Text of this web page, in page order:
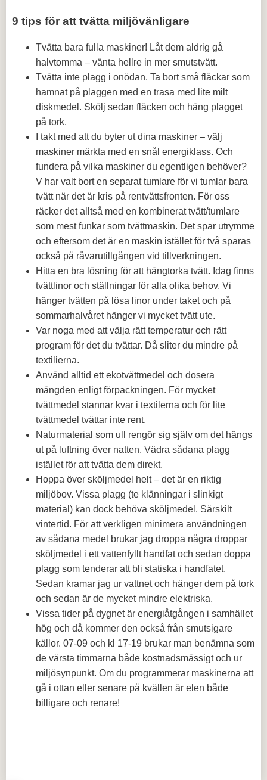
9 tips för att tvätta miljövänligare
Tvätta bara fulla maskiner! Låt dem aldrig gå
halvtomma – vänta hellre in mer smutstvätt.
Tvätta inte plagg i onödan. Ta bort små fläckar som
hamnat på plaggen med en trasa med lite milt
diskmedel. Skölj sedan fläcken och häng plagget
på tork.
I takt med att du byter ut dina maskiner – välj
maskiner märkta med en snål energiklass. Och
fundera på vilka maskiner du egentligen behöver?
V har valt bort en separat tumlare för vi tumlar bara
tvätt när det är kris på rentvättsfronten. För oss
räcker det alltså med en kombinerat tvätt/tumlare
som mest funkar som tvättmaskin. Det spar utrymme
och eftersom det är en maskin istället för två sparas
också på råvarutillgången vid tillverkningen.
Hitta en bra lösning för att hängtorka tvätt. Idag finns
tvättlinor och ställningar för alla olika behov. Vi
hänger tvätten på lösa linor under taket och på
sommarhalvåret hänger vi mycket tvätt ute.
Var noga med att välja rätt temperatur och rätt
program för det du tvättar. Då sliter du mindre på
textilierna.
Använd alltid ett ekotvättmedel och dosera
mängden enligt förpackningen. För mycket
tvättmedel stannar kvar i textilerna och för lite
tvättmedel tvättar inte rent.
Naturmaterial som ull rengör sig själv om det hängs
ut på luftning över natten. Vädra sådana plagg
istället för att tvätta dem direkt.
Hoppa över sköljmedel helt – det är en riktig
miljöbov. Vissa plagg (te klänningar i slinkigt
material) kan dock behöva sköljmedel. Särskilt
vintertid. För att verkligen minimera användningen
av sådana medel brukar jag droppa några droppar
sköljmedel i ett vattenfyllt handfat och sedan doppa
plagg som tenderar att bli statiska i handfatet.
Sedan kramar jag ur vattnet och hänger dem på tork
och sedan är de mycket mindre elektriska.
Vissa tider på dygnet är energiåtgången i samhället
hög och då kommer den också från smutsigare
källor. 07-09 och kl 17-19 brukar man benämna som
de värsta timmarna både kostnadsmässigt och ur
miljösynpunkt. Om du programmerar maskinerna att
gå i ottan eller senare på kvällen är elen både
billigare och renare!